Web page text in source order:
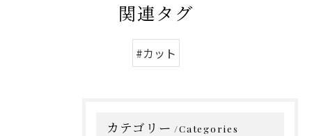
関連タグ
#カット
カテゴリー Categories